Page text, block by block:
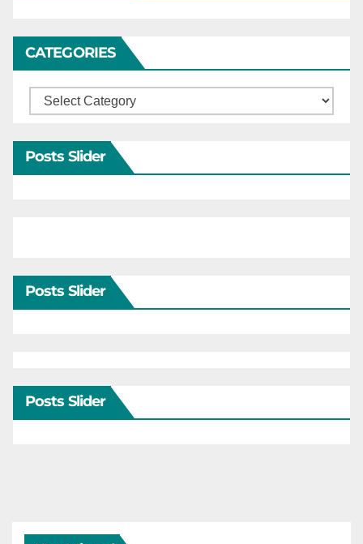
CATEGORIES
Categories
Posts Slider
Posts Slider
Posts Slider